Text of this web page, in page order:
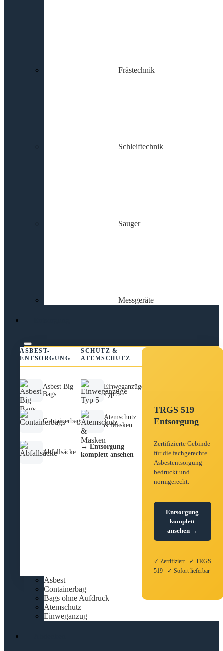
Frästechnik
Schleiftechnik
Sauger
Messgeräte
ASBEST-
ENTSORGUNG
Asbest Big
Bags
Containerbags
Abfallsäcke
SCHUTZ &
ATEMSCHUTZ
Einweganzüge
Typ 5
Atemschutz
& Masken
→ Entsorgung
komplett ansehen
TRGS 519
Entsorgung
Zertifizierte Gebinde
für die fachgerechte
Asbestentsorgung –
bedruckt und
normgerecht.
Entsorgung
komplett
ansehen →
✓ Zertifiziert ✓ TRGS
519 ✓ Sofort lieferbar
Asbest
Containerbag
Bags ohne Aufdruck
Atemschutz
Einweganzug